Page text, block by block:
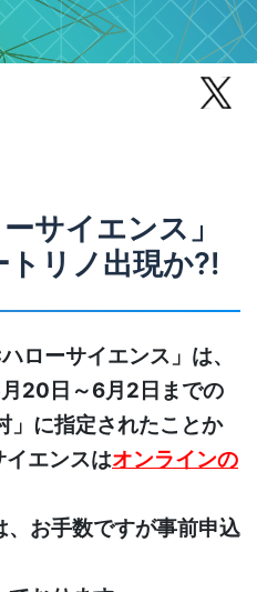
サイエンス」
リノ出現か?!
ローサイエンス」は、
20日～6月2日までの
」に指定されたことか
エンスはオンラインの
、お手数ですが事前申込